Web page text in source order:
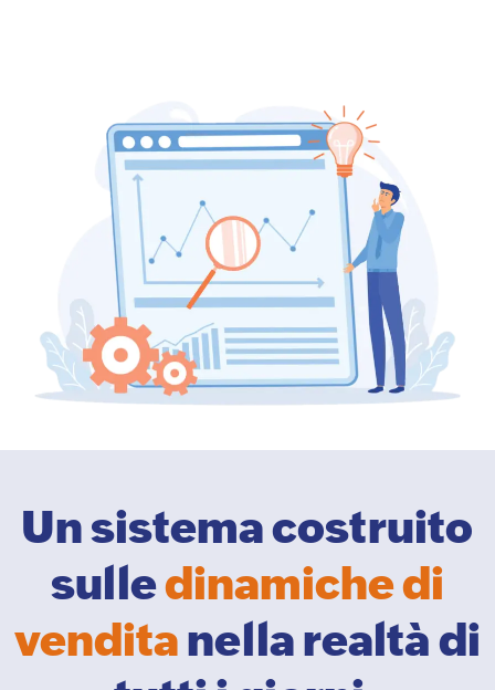
Un sistema costruito
sulledinamiche di
venditanella realtà di